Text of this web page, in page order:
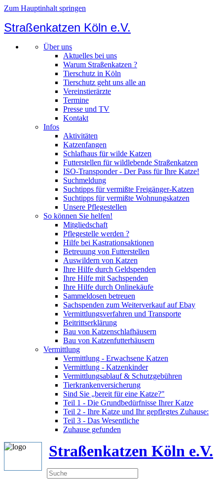
Zum Hauptinhalt springen
Straßenkatzen Köln e.V.
Über uns
Aktuelles bei uns
Warum Straßenkatzen ?
Tierschutz in Köln
Tierschutz geht uns alle an
Vereinstierärzte
Termine
Presse und TV
Kontakt
Infos
Aktivitäten
Katzenfangen
Schlafhaus für wilde Katzen
Futterstellen für wildlebende Straßenkatzen
ISO-Transponder - Der Pass für Ihre Katze!
Suchmeldung
Suchtipps für vermißte Freigänger-Katzen
Suchtipps für vermißte Wohnungskatzen
Unsere Pflegestellen
So können Sie helfen!
Mitgliedschaft
Pflegestelle werden ?
Hilfe bei Kastrationsaktionen
Betreuung von Futterstellen
Auswildern von Katzen
Ihre Hilfe durch Geldspenden
Ihre Hilfe mit Sachspenden
Ihre Hilfe durch Onlinekäufe
Sammeldosen betreuen
Sachspenden zum Weiterverkauf auf Ebay
Vermittlungsverfahren und Transporte
Beitrittserklärung
Bau von Katzenschlafhäusern
Bau von Katzenfutterhäusern
Vermittlung
Vermittlung - Erwachsene Katzen
Vermittlung - Katzenkinder
Vermittlungsablauf & Schutzgebühren
Tierkrankenversicherung
Sind Sie „bereit für eine Katze?"
Teil 1 - Die Grundbedürfnisse Ihrer Katze
Teil 2 - Ihre Katze und Ihr gepflegtes Zuhause:
Teil 3 - Das Wesentliche
Zuhause gefunden
Straßenkatzen Köln e.V.